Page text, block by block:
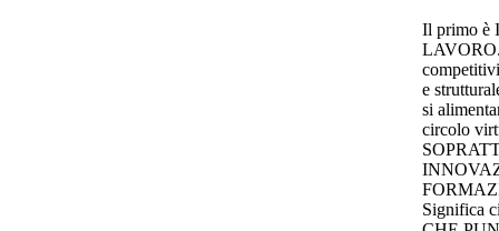
Il primo
LAVORO.
e
si
circolo
Significa